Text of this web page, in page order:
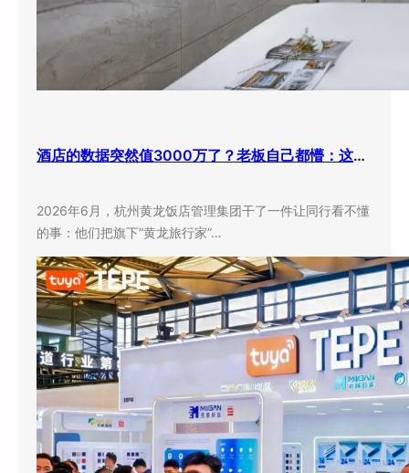
酒店的数据突然值3000万了？老板自己都懵：这玩意儿还能卖钱？
2026年6月，杭州黄龙饭店管理集团干了一件让同行看不懂
的事：他们把旗下”黄龙旅行家”…